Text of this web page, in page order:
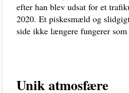
efter han blev udsat for et
2020. Et piskesmæld og
side ikke længere fungerer som
Unik atmosfære